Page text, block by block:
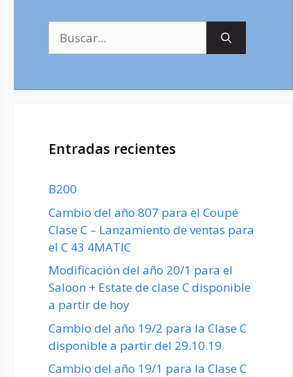
Entradas recientes
B200
Cambio del año 807 para el Coupé
Clase C – Lanzamiento de ventas para
el C 43 4MATIC
Modificación del año 20/1 para el
Saloon + Estate de clase C disponible
a partir de hoy
Cambio del año 19/2 para la Clase C
disponible a partir del 29.10.19
Cambio del año 19/1 para la Clase C